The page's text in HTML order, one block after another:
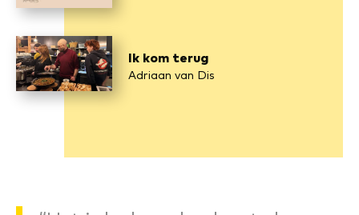
Ik kom terug
Adriaan van Dis